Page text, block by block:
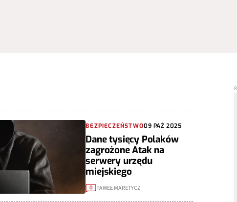
BEZPIECZEŃSTWO09 PAŹ 2025
Dane tysięcy Polaków
zagrożone Atak na
serwery urzędu
miejskiego
0 PAWEŁ MARETYCZ